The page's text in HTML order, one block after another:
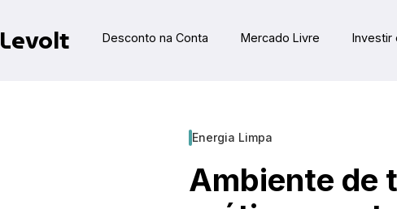
Levolt Desconto na Conta Mercado Livre Investir
Energia Limpa
Ambiente de